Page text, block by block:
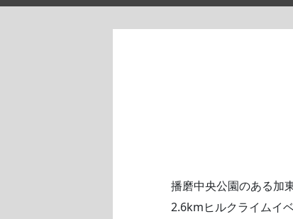
播磨中央公園のある加
2.6kmヒルクライムイ